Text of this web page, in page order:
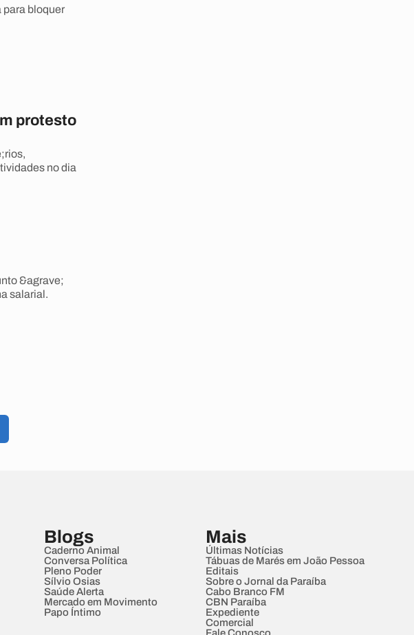
bloquer
protesto
no dia
&agrave;
salarial.
Blogs
Caderno Animal
Conversa Política
Pleno Poder
Sílvio Osias
Saúde Alerta
Mercado em Movimento
Papo Íntimo
Mais
Últimas Notícias
Tábuas de Marés em João Pessoa
Editais
Sobre o Jornal da Paraíba
Cabo Branco FM
CBN Paraíba
Expediente
Comercial